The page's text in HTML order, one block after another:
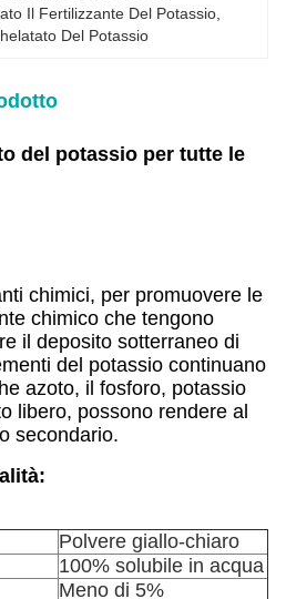
Il Fertilizzante Del Potassio
Del Potassio
del potassio per tutte le
chimici, per promuovere le
chimico che tengono
il deposito sotterraneo di
del potassio continuano
azoto, il fosforo, potassio
libero, possono rendere al
secondario.
Polvere giallo-chiaro
100% solubile in acqua
Meno di 5%